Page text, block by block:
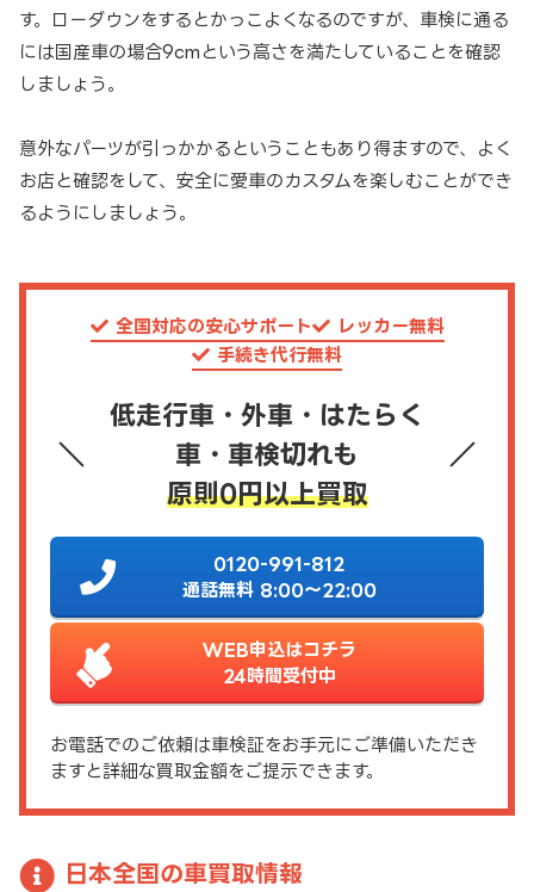
す。ローダウンをするとかっこよくなるのですが、車検に通る
には国産車の場合9cmという高さを満たしていることを確認
しましょう。
意外なパーツが引っかかるということもあり得ますので、よく
お店と確認をして、安全に愛車のカスタムを楽しむことができ
るようにしましょう。
全国対応の安心サポート
レッカー無料
手続き代行無料
低走行車・外車・はたらく
車・車検切れも
原則0円以上買取
0120-991-812
通話無料 8:00～22:00
WEB申込はコチラ
24時間受付中
お電話でのご依頼は車検証をお手元にご準備いただき
ますと詳細な買取金額をご提示できます。
日本全国の車買取情報